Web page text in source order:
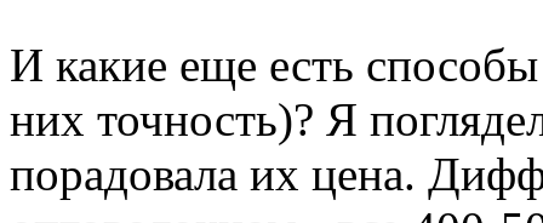
И какие еще есть
них точность)? Я
порадовала их цена.